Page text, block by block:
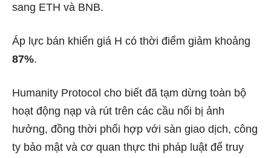
sang ETH và BNB.
Áp lực bán khiến giá H có thời điểm giảm khoảng
87%.
Humanity Protocol cho biết đã tạm dừng toàn bộ
hoạt động nạp và rút trên các cầu nối bị ảnh
hưởng, đồng thời phối hợp với sàn giao dịch, công
ty bảo mật và cơ quan thực thi pháp luật để truy